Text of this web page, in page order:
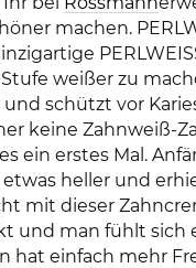
machen.
weißer zu
schützt vor
keine Zahnweiß-
ein erstes Mal.
heller und
mit dieser
und man fühlt sich
hat einfach mehr